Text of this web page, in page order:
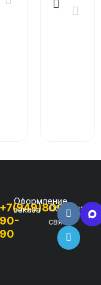
+7(949)800-
90-
90
Оформление
заказа
Обратная
связь